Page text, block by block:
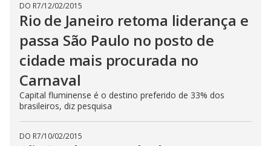
DO R7/12/02/2015
Rio de Janeiro retoma liderança e
passa São Paulo no posto de
cidade mais procurada no
Carnaval
Capital fluminense é o destino preferido de 33% dos
brasileiros, diz pesquisa
DO R7/10/02/2015